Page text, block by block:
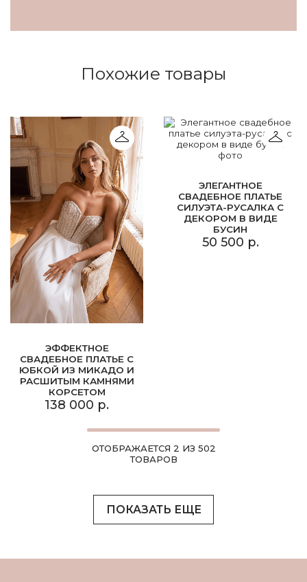
Похожие товары
ЭФФЕКТНОЕ
СВАДЕБНОЕ ПЛАТЬЕ С
ЮБКОЙ ИЗ МИКАДО И
РАСШИТЫМ КАМНЯМИ
КОРСЕТОМ
138 000 р.
ЭЛЕГАНТНОЕ
СВАДЕБНОЕ ПЛАТЬЕ
СИЛУЭТА-РУСАЛКА С
ДЕКОРОМ В ВИДЕ
БУСИН
50 500 р.
ОТОБРАЖАЕТСЯ 2 ИЗ 502
ТОВАРОВ
ПОКАЗАТЬ ЕЩЕ